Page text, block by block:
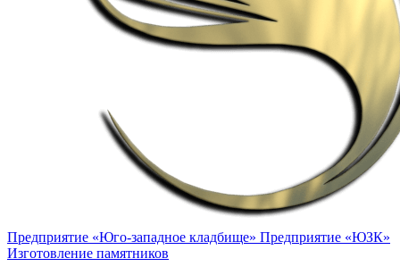
Предприятие «Юго-западное кладбище» Предприятие «ЮЗК»
Изготовление памятников